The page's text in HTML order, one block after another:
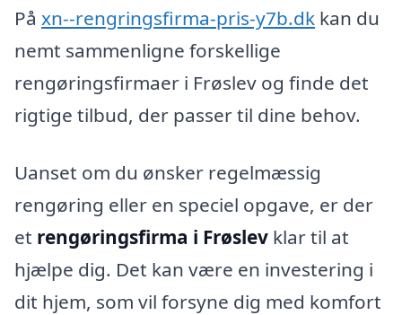
På xn--rengringsfirma-pris-y7b.dk kan du
nemt sammenligne forskellige
rengøringsfirmaer i Frøslev og finde det
rigtige tilbud, der passer til dine behov.
Uanset om du ønsker regelmæssig
rengøring eller en speciel opgave, er der
et rengøringsfirma i Frøslev klar til at
hjælpe dig. Det kan være en investering i
dit hjem, som vil forsyne dig med komfort